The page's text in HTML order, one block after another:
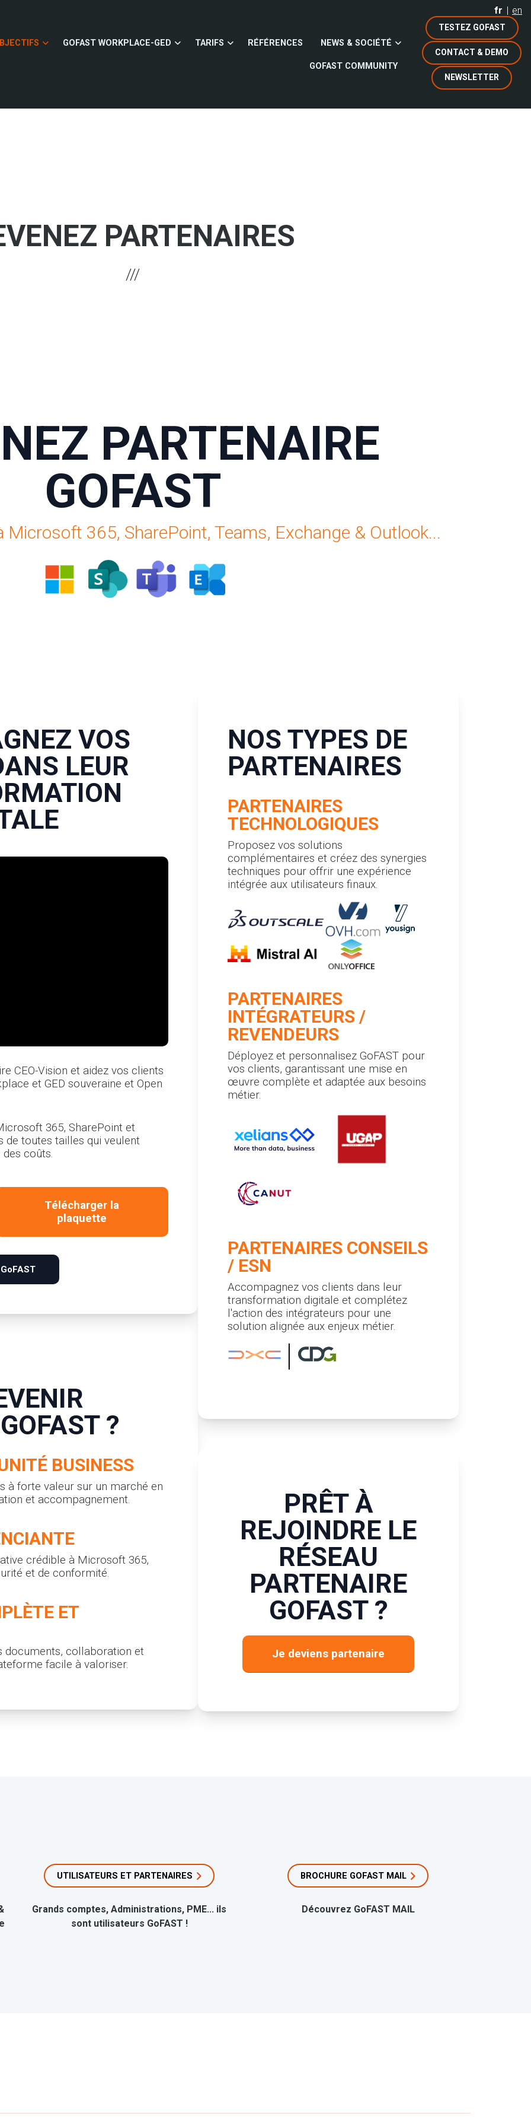
fr en
TESTEZ GOFAST
CONTACT & DEMO
NEWSLETTER
GOFAST WORKPLACE-GED TARIFS RÉFÉRENCES NEWS & SOCIÉTÉ
GOFAST COMMUNITY
PARTENAIRES
PARTENAIRE
GOFAST
Microsoft 365, SharePoint, Teams, Exchange & Outlook...
VOS
LEUR
CEO-Vision et aidez vos clients
et GED souveraine et Open
365, SharePoint et
de toutes tailles qui veulent
coûts.
Télécharger la
plaquette
?
BUSINESS
à forte valeur sur un marché en
et accompagnement.
crédible à Microsoft 365,
et de conformité.
ET
documents, collaboration et
facile à valoriser.
NOS TYPES DE
PARTENAIRES
PARTENAIRES
TECHNOLOGIQUES
Proposez vos solutions
complémentaires et créez des synergies
techniques pour offrir une expérience
intégrée aux utilisateurs finaux.
PARTENAIRES
INTÉGRATEURS /
REVENDEURS
Déployez et personnalisez GoFAST pour
vos clients, garantissant une mise en
œuvre complète et adaptée aux besoins
métier.
PARTENAIRES CONSEILS
/ ESN
Accompagnez vos clients dans leur
transformation digitale et complétez
l'action des intégrateurs pour une
solution alignée aux enjeux métier.
PRÊT À
REJOINDRE LE
RÉSEAU
PARTENAIRE
GOFAST ?
Je deviens partenaire
UTILISATEURS ET PARTENAIRES
Grands comptes, Administrations, PME... ils
sont utilisateurs GoFAST !
BROCHURE GOFAST MAIL
Découvrez GoFAST MAIL